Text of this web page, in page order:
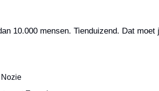
10.000 mensen. Tienduizend. Dat